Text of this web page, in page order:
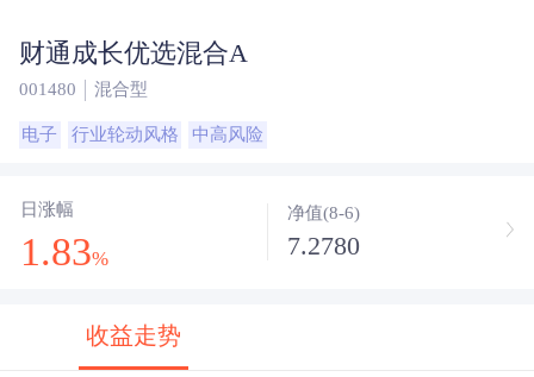
财通成长优选混合A
001480 混合型
电子 行业轮动风格 中高风险
日涨幅
1.83%
净值(8-6)
7.2780
收益走势